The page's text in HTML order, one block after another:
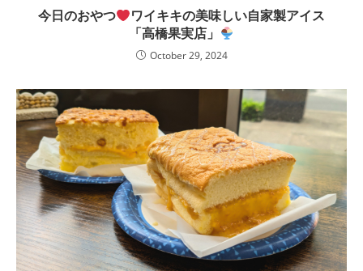
今日のおやつ
ワイキキの美味しい自家製アイス
「高橋果実店」
October 29, 2024